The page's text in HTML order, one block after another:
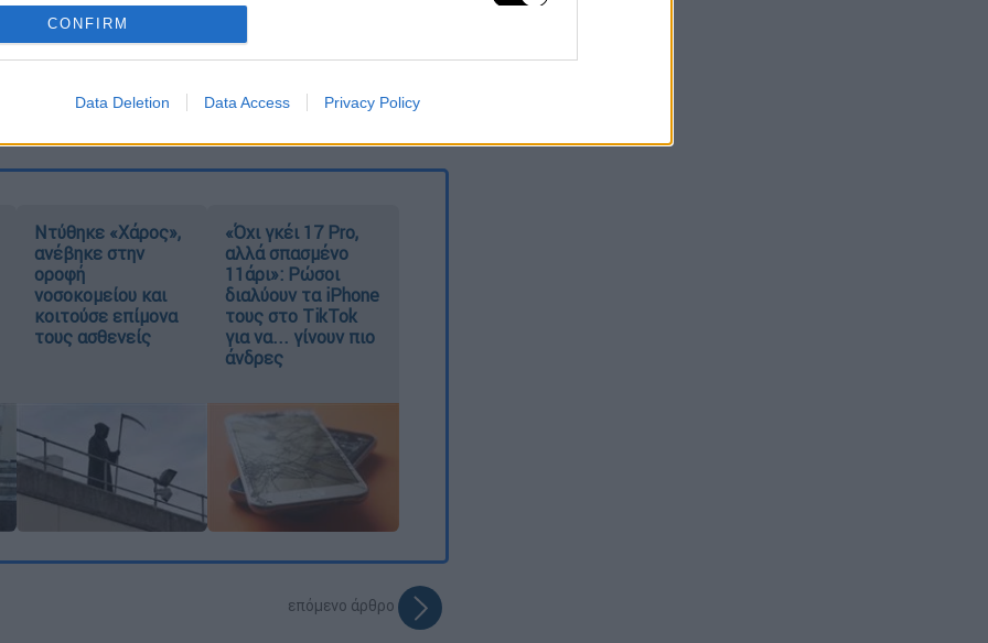
allow Google to enable storage related to security, including
functionality and fraud prevention, and other user protection.
CONFIRM
Data Deletion Data Access Privacy Policy
καταχώρηση
Ντύθηκε «Χάρος»,
ανέβηκε στην
οροφή
νοσοκομείου και
κοιτούσε επίμονα
τους ασθενείς
«Όχι γκέι 17 Pro,
αλλά σπασμένο
11άρι»: Ρώσοι
διαλύουν τα iPhone
τους στο TikTok
για να... γίνουν πιο
άνδρες
επόμενο άρθρο